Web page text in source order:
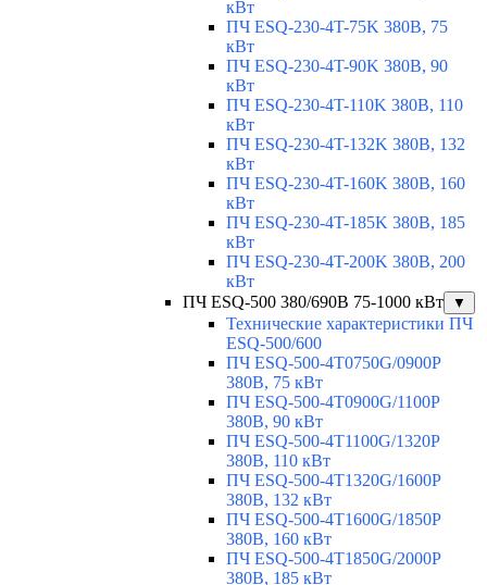
кВт
ПЧ ESQ-230-4T-75K 380В, 75
кВт
ПЧ ESQ-230-4T-90K 380В, 90
кВт
ПЧ ESQ-230-4T-110K 380В, 110
кВт
ПЧ ESQ-230-4T-132K 380В, 132
кВт
ПЧ ESQ-230-4T-160K 380В, 160
кВт
ПЧ ESQ-230-4T-185K 380В, 185
кВт
ПЧ ESQ-230-4T-200K 380В, 200
кВт
ПЧ ESQ-500 380/690В 75-1000 кВт
▼
Технические характеристики ПЧ
ESQ-500/600
ПЧ ESQ-500-4T0750G/0900P
380В, 75 кВт
ПЧ ESQ-500-4T0900G/1100P
380В, 90 кВт
ПЧ ESQ-500-4T1100G/1320P
380В, 110 кВт
ПЧ ESQ-500-4T1320G/1600P
380В, 132 кВт
ПЧ ESQ-500-4T1600G/1850P
380В, 160 кВт
ПЧ ESQ-500-4T1850G/2000P
380В, 185 кВт